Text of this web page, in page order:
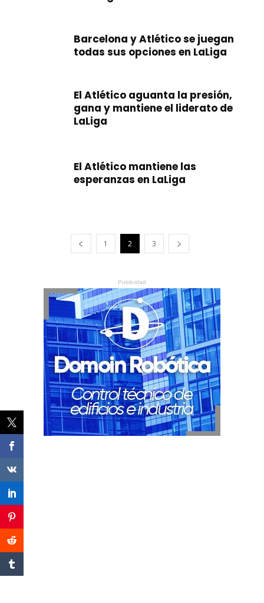
Barcelona y Atlético se juegan
todas sus opciones en LaLiga
El Atlético aguanta la presión,
gana y mantiene el liderato de
LaLiga
El Atlético mantiene las
esperanzas en LaLiga
1 2 3
Publicidad